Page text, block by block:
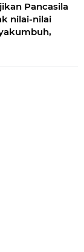
Pancasila
nilai-nilai